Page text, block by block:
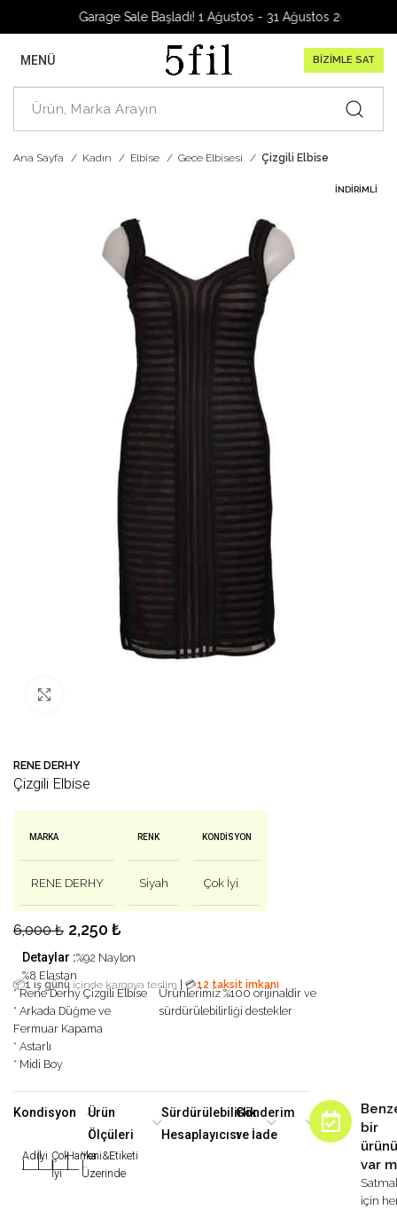
Garage Sale Başladı! 1 Ağustos - 31 Ağustos 2026
MENÜ BİZİMLE SAT
Ana Sayfa Kadın Elbise Gece Elbisesi Çizgili Elbise
İNDIRIMLI
RENE DERHY
Çizgili Elbise
MARKA
RENE DERHY
RENK
Siyah
KONDISYON
Çok İyi
6,000₺ 2,250 ₺
Detaylar :%92 Naylon
%8 Elastan
📦1 iş günü içinde kargoya teslim 💳12 taksit imkanı
* Rene Derhy Çizgili Elbise
* Arkada Düğme ve
Fermuar Kapama
* Astarlı
* Midi Boy
Ürünlerimiz %100 orijinaldir ve
sürdürülebilirliği destekler
Kondisyon
Adilİyi
|
Çok
İyi
Harika
|
Yeni&Etiketi
Üzerinde
Ürün
Ölçüleri
Sürdürülebilirlik
Hesaplayıcısı
Gönderim
ve İade
bir
var
için